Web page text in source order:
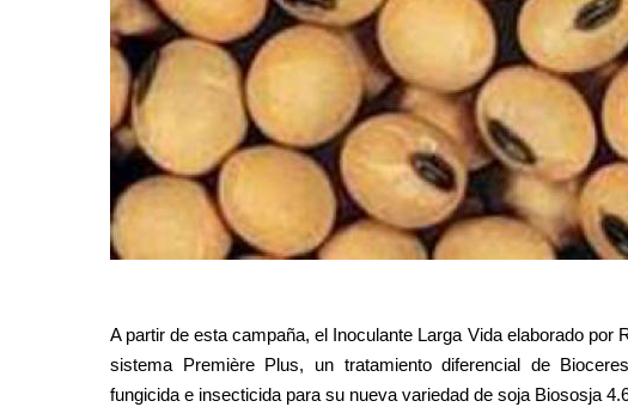
A partir de esta campaña, el Inoculante Larga Vida elaborado por
sistema Première Plus, un tratamiento diferencial de
fungicida e insecticida para su nueva variedad de soja Biososja